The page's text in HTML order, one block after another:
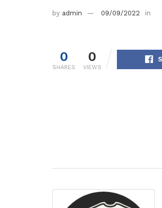
by admin 09/09/2022 in
0
SHARES
0
VIEWS